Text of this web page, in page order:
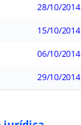
28/10/2014
15/10/2014
06/10/2014
29/10/2014